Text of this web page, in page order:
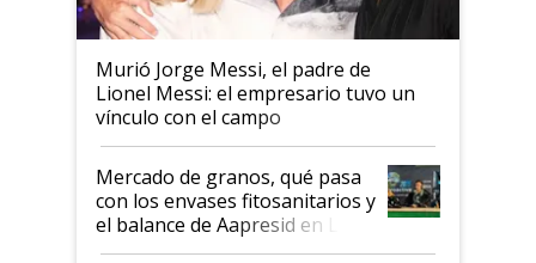
Murió Jorge Messi, el padre de
Lionel Messi: el empresario tuvo un
vínculo con el campo
Mercado de granos, qué pasa
con los envases fitosanitarios y
el balance de Aapresid en La
Posta